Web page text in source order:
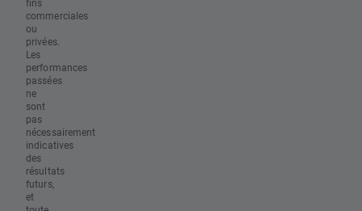
fins
commerciales
ou
privées.
Les
performances
passées
ne
sont
pas
nécessairement
indicatives
des
résultats
futurs,
et